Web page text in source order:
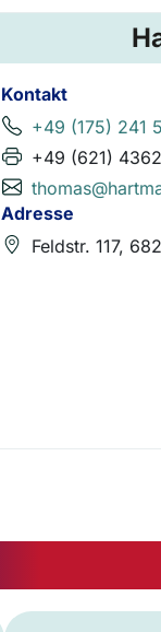
Kontakt
+49 (175) 241
+49 (621)
Adresse
Feldstr. 117,